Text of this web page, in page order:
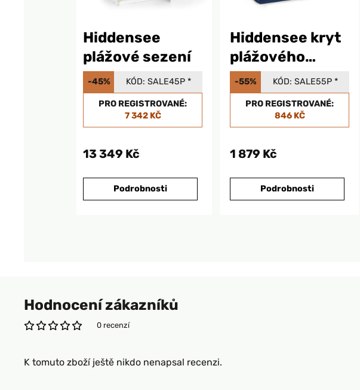
Hiddensee
plážové sezení
-45% KÓD: SALE45P*
PRO REGISTROVANÉ:
7 342 KČ
13 349 Kč
Podrobnosti
Hiddensee kryt
plážového
sezení
-55% KÓD: SALE55P*
PRO REGISTROVANÉ:
846 KČ
1 879 Kč
Podrobnosti
Hodnocení zákazníků
0 recenzí
K tomuto zboží ještě nikdo nenapsal recenzi.